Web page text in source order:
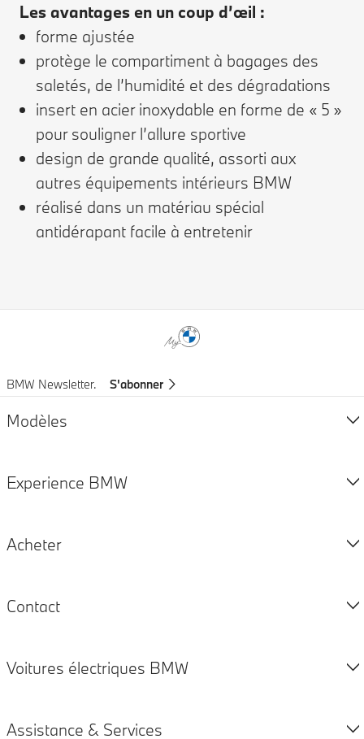
Les avantages en un coup d’œil :
forme ajustée
protège le compartiment à bagages des
saletés, de l’humidité et des dégradations
insert en acier inoxydable en forme de « 5 »
pour souligner l’allure sportive
design de grande qualité, assorti aux
autres équipements intérieurs BMW
réalisé dans un matériau spécial
antidérapant facile à entretenir